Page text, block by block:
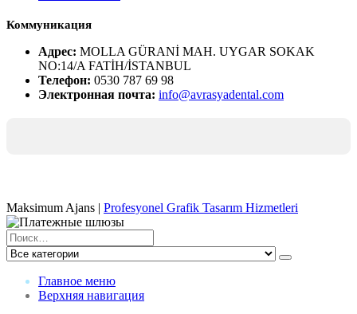
Коммуникация
Адрес: MOLLA GÜRANİ MAH. UYGAR SOKAK
NO:14/A FATİH/İSTANBUL
Телефон: 0530 787 69 98
Электронная почта: info@avrasyadental.com
Maksimum Ajans | Profesyonel Grafik Tasarım Hizmetleri
Главное меню
Верхняя навигация